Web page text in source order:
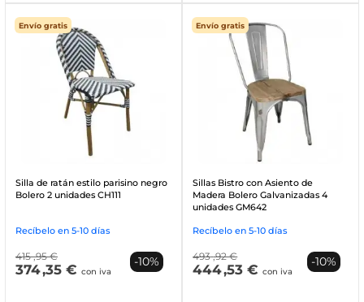
Envío gratis
Silla de ratán estilo parisino negro
Bolero 2 unidades CH111
Recíbelo en 5-10 días
415 ,95 €
374,35 € con iva
-10%
Envío gratis
Sillas Bistro con Asiento de
Madera Bolero Galvanizadas 4
unidades GM642
Recíbelo en 5-10 días
493 ,92 €
444,53 € con iva
-10%